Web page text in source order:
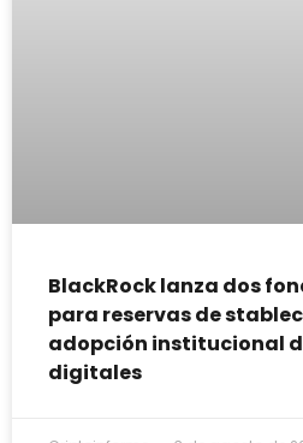
BlackRock lanza dos
para reservas de
adopción institucional
digitales